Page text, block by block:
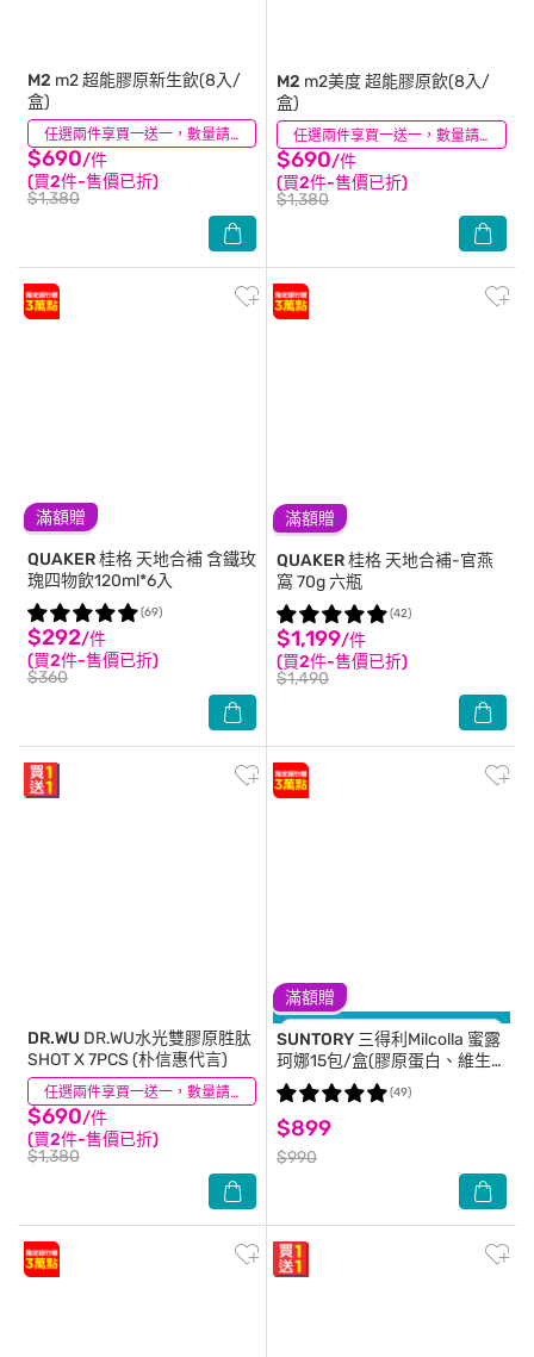
任選兩件享買一送一，數量請選2件
M2 m2 超能膠原新生飲(8入/
盒)
$690/件
(買2件-售價已折)
$1,380
(8) 任選兩件享買一送一，數量請選2件
M2 m2美度 超能膠原飲(8入/
盒)
$690/件
(買2件-售價已折)
$1,380
(142)
滿額贈
QUAKER 桂格 天地合補 含鐵玫
瑰四物飲120ml*6入
$292/件
(買2件-售價已折)
$360
(69)
滿額贈
QUAKER 桂格 天地合補-官燕
窩 70g 六瓶
$1,199/件
(買2件-售價已折)
$1,490
(42)
任選兩件享買一送一，數量請選2件
DR.WU DR.WU水光雙膠原胜肽
SHOT X 7PCS (朴信惠代言)
$690/件
(買2件-售價已折)
$1,380
(3)
滿額贈
SUNTORY 三得利Milcolla 蜜露
珂娜15包/盒(膠原蛋白、維生
素C、牛乳賽洛美、蛋白聚醣)
$899
$990
(49)